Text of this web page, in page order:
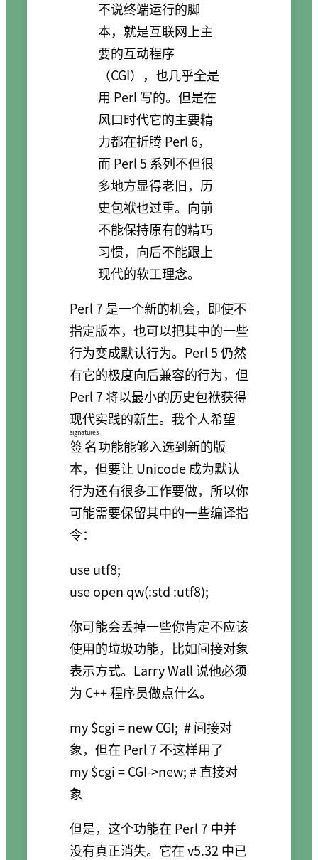
不说终端运行的脚
本，就是互联网上主
要的互动程序
（CGI），也几乎全是
用 Perl 写的。但是在
风口时代它的主要精
力都在折腾 Perl 6，
而 Perl 5 系列不但很
多地方显得老旧，历
史包袱也过重。向前
不能保持原有的精巧
习惯，向后不能跟上
现代的软工理念。
Perl 7 是一个新的机会，即使不
指定版本，也可以把其中的一些
行为变成默认行为。Perl 5 仍然
有它的极度向后兼容的行为，但
Perl 7 将以最小的历史包袱获得
现代实践的新生。我个人希望
签名
signatures
功能能够入选到新的版
本，但要让 Unicode 成为默认
行为还有很多工作要做，所以你
可能需要保留其中的一些编译指
令：
use utf8;
use open qw(:std :utf8);
你可能会丢掉一些你肯定不应该
使用的垃圾功能，比如间接对象
表示方式。Larry Wall 说他必须
为 C++ 程序员做点什么。
my $cgi = new CGI;  # 间接对
象，但在 Perl 7 不这样用了
my $cgi = CGI->new; # 直接对
象
但是，这个功能在 Perl 7 中并
没有真正消失。它在 v5.32 中已